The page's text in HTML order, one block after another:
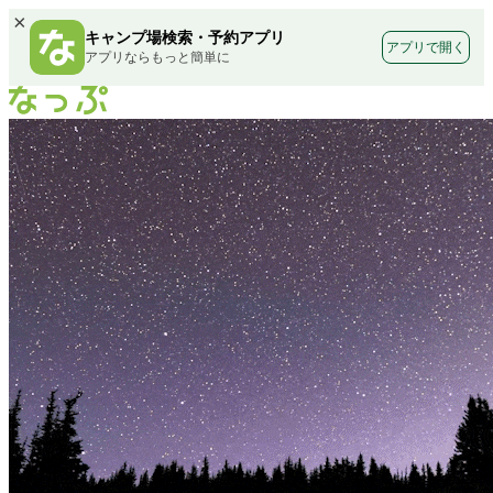
×
キャンプ場検索・予約アプリ
アプリならもっと簡単に
アプリで開く